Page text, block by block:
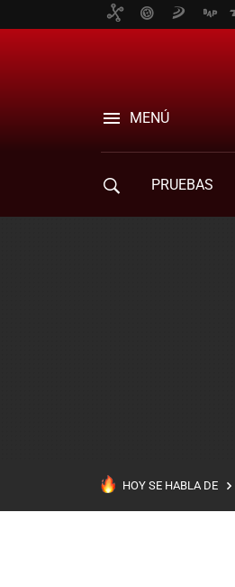
MENÚ
PRUEBAS
HOY SE HABLA DE